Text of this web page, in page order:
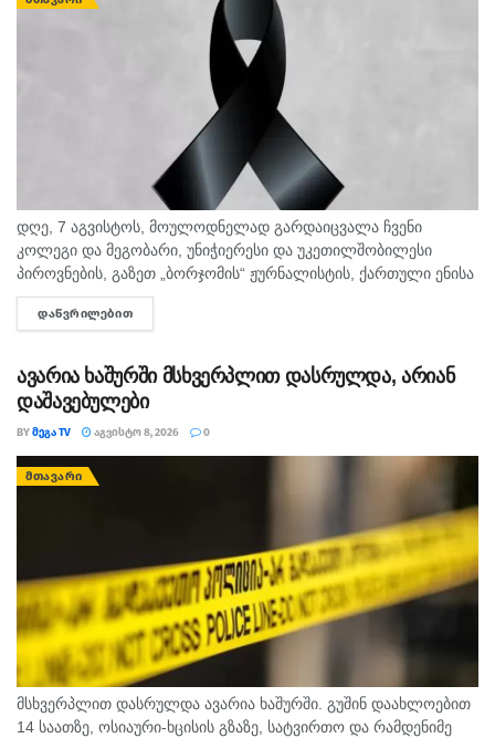
დღე, 7 აგვისტოს, მოულოდნელად გარდაიცვალა ჩვენი
კოლეგი და მეგობარი, უნიჭიერესი და უკეთილშობილესი
პიროვნების, გაზეთ „ბორჯომის“ ჟურნალისტის, ქართული ენისა
და ლიტერატურის პედაგოგი მონიკა ჭანტურია. "მეგა ტვ"
უდიდეს მწუხარებას გამოვხატავს მონიკა ჭანტურიას
ᲓᲐᲬᲕᲠᲘᲚᲔᲑᲘᲗ
ავარია ხაშურში მსხვერპლით დასრულდა, არიან
დაშავებულები
BYᲛᲔᲒᲐ TV ᲐᲒᲕᲘᲡᲢᲝ 8, 2026 0
ᲛᲗᲐᲕᲐᲠᲘ
მსხვერპლით დასრულდა ავარია ხაშურში. გუშინ დაახლოებით
14 საათზე, ოსიაური-ხცისის გზაზე, სატვირთო და რამდენიმე